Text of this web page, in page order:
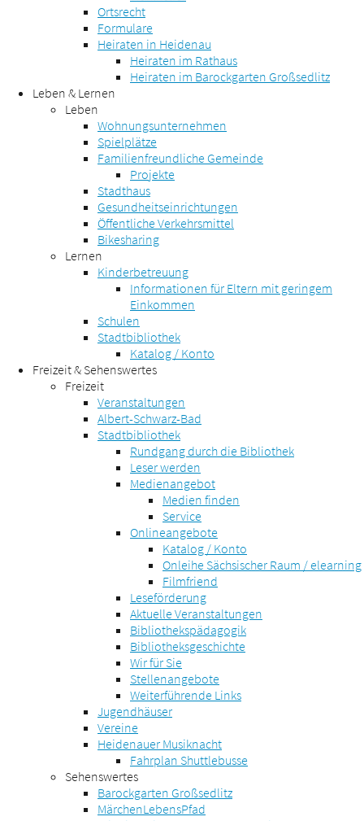
Ortsrecht
Formulare
Heiraten in Heidenau
Heiraten im Rathaus
Heiraten im Barockgarten Großsedlitz
Leben & Lernen
Leben
Wohnungsunternehmen
Spielplätze
Familienfreundliche Gemeinde
Projekte
Stadthaus
Gesundheitseinrichtungen
Öffentliche Verkehrsmittel
Bikesharing
Lernen
Kinderbetreuung
Informationen für Eltern mit geringem
Einkommen
Schulen
Stadtbibliothek
Katalog / Konto
Freizeit & Sehenswertes
Freizeit
Veranstaltungen
Albert-Schwarz-Bad
Stadtbibliothek
Rundgang durch die Bibliothek
Leser werden
Medienangebot
Medien finden
Service
Onlineangebote
Katalog / Konto
Onleihe Sächsischer Raum / elearning
Filmfriend
Leseförderung
Aktuelle Veranstaltungen
Bibliothekspädagogik
Bibliotheksgeschichte
Wir für Sie
Stellenangebote
Weiterführende Links
Jugendhäuser
Vereine
Heidenauer Musiknacht
Fahrplan Shuttlebusse
Sehenswertes
Barockgarten Großsedlitz
MärchenLebensPfad